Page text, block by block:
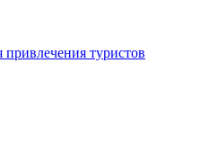
туристов